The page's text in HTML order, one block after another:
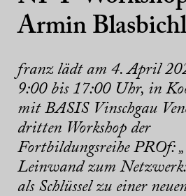
Armin
franz lädt am 4. April
9:00 bis 17:00 Uhr, in
mit BASIS Vinschgau
dritten Workshop der
Fortbildungsreihe PROf:
Leinwand zum
als Schlüssel zu einer